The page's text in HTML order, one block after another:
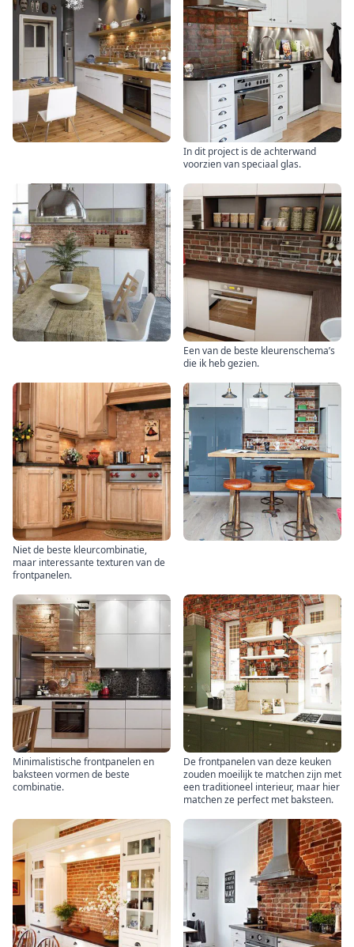
In dit project is de achterwand
voorzien van speciaal glas.
Een van de beste kleurenschema’s
die ik heb gezien.
Niet de beste kleurcombinatie,
maar interessante texturen van de
frontpanelen.
Minimalistische frontpanelen en
baksteen vormen de beste
combinatie.
De frontpanelen van deze keuken
zouden moeilijk te matchen zijn met
een traditioneel interieur, maar hier
matchen ze perfect met baksteen.